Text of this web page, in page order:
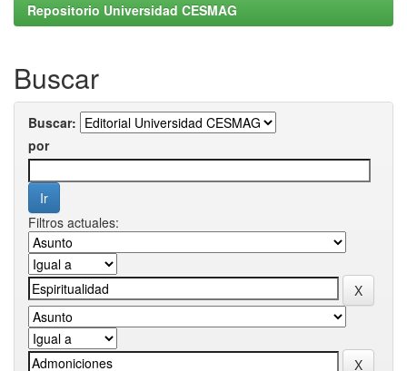
Repositorio Universidad CESMAG
Buscar
Buscar:
por
Filtros actuales: